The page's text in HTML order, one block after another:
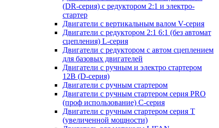
(DR-серия) с редуктором 2:1 и электро-
стартер
Двигатели с вертикальным валом V-серия
Двигатели с редуктором 2:1 6:1 (без автомат
сцепления) L-серия
Двигатели с редуктором с автом сцеплением
для базовых двигателей
Двигатели с ручным и электро стартером
12В (D-серия)
Двигатели с ручным стартером
Двигатели с ручным стартером серия PRO
(проф использование) C-серия
Двигатели с ручным стартером серия Т
(увеличенной мощности)